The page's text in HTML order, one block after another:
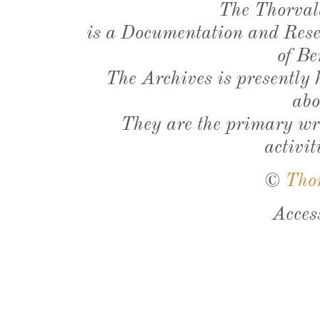
The
is a Documentation and
of
The Archives is presently
They are the primary
©